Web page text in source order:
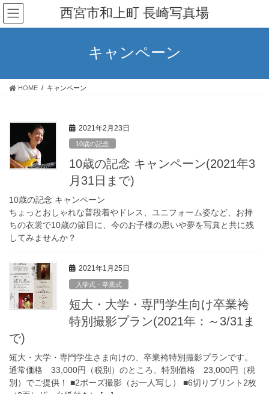
コ
ン
テ
ス
ナ
ビ
ゲ
ン
西宮市和上町 長崎写真場
キャンペーン
HOME キャンペーン
2021年2月23日
10歳の記念
10歳の記念 キャンペーン(2021年3
月31日まで)
10歳の記念 キャンペーン
ちょっとおしゃれな普段着やドレス、ユニフォーム姿など、お持
ちの衣裳で10歳の節目に、今のお子様の思いや夢を写真と共に残
してみませんか？
2021年1月25日
入学式・卒業式
短大・大学・専門学生向け卒業袴
特別撮影プラン(2021年：～3/31ま
で)
短大・大学・専門学生さま向けの、卒業袴特別撮影プランです。
通常価格 33,000円（税別）のところ、特別価格 23,000円（税
別）でご提供！ ■2ポーズ撮影（お一人写し） ■6切りプリント2枚